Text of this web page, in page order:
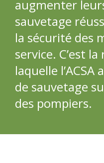
augmenter
sauvetage
la sécurité des
service. C’est
laquelle l’ACSA
de sauvetage
des pompiers.